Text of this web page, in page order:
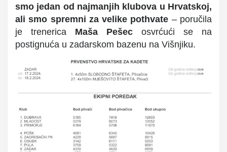
smo jedan od najmanjih klubova u Hrvatskoj,
ali smo spremni za velike pothvate – poručila
je trenerica Maša Pešec osvrćući se na
postignuća u zadarskom bazenu na Višnjiku.